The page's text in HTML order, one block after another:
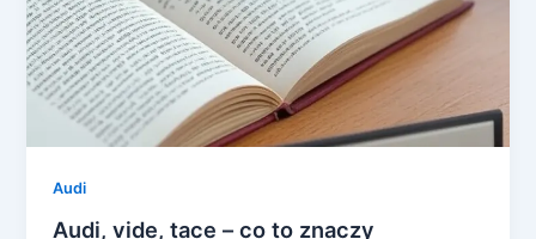
Audi
Audi, vide, tace – co to znaczy